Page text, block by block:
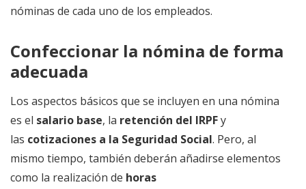
nóminas de cada uno de los empleados.
Confeccionar la nómina de forma
adecuada
Los aspectos básicos que se incluyen en una nómina
es el salario base, la retención del IRPFy
las cotizaciones a la Seguridad Social. Pero, al
mismo tiempo, también deberán añadirse elementos
como la realización de horas